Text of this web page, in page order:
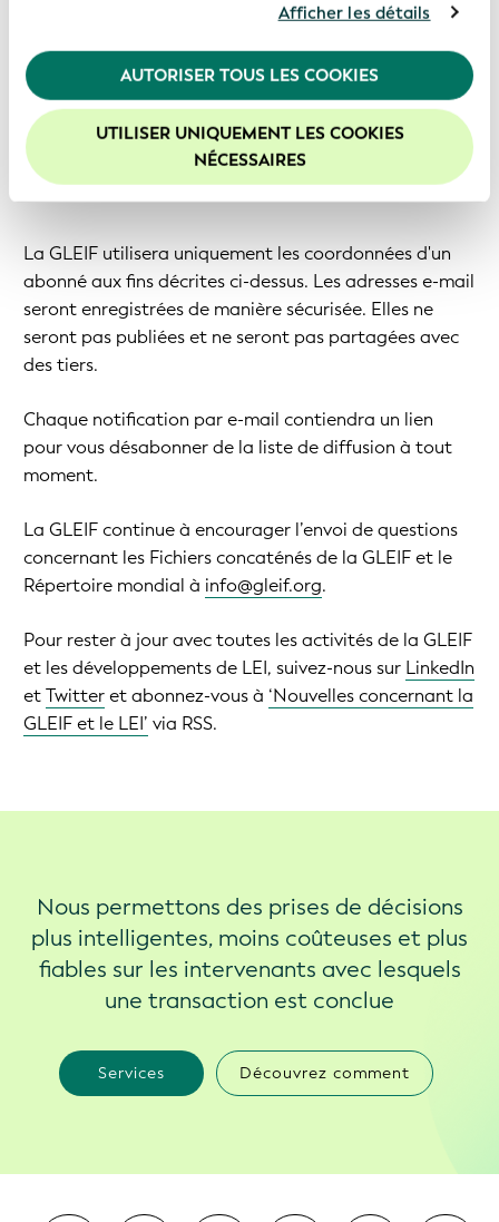
utilisation de leurs services. En poursuivant
l'utilisation de notre site Web, vous consentez à
l'utilisation de nos cookies. Pour de plus amples
informations, veuillez consulter notrePolitique de
confidentialité
Nous vous recommandons d'activer les cookies afin
d'améliorer votre expérience sur notre site Web.
Afficher les détails
AUTORISER TOUS LES COOKIES
UTILISER UNIQUEMENT LES COOKIES
NÉCESSAIRES
Subscribe
La GLEIF utilisera uniquement les coordonnées d'un
abonné aux fins décrites ci-dessus. Les adresses e-mail
seront enregistrées de manière sécurisée. Elles ne
seront pas publiées et ne seront pas partagées avec
des tiers.
Chaque notification par e-mail contiendra un lien
pour vous désabonner de la liste de diffusion à tout
moment.
La GLEIF continue à encourager l’envoi de questions
concernant les Fichiers concaténés de la GLEIF et le
Répertoire mondial à info@gleif.org.
Pour rester à jour avec toutes les activités de la GLEIF
et les développements de LEI, suivez-nous sur LinkedIn
etTwitteret abonnez-vous à ‘Nouvelles concernant la
GLEIF et le LEI’ via RSS.
Nous permettons des prises de décisions
plus intelligentes, moins coûteuses et plus
fiables sur les intervenants avec lesquels
une transaction est conclue
Services Découvrez comment